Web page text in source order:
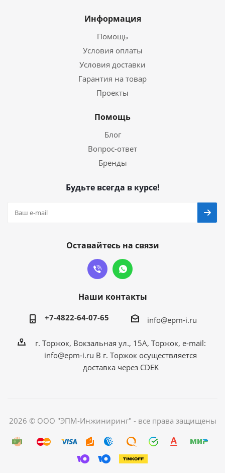
Информация
Помощь
Условия оплаты
Условия доставки
Гарантия на товар
Проекты
Помощь
Блог
Вопрос-ответ
Бренды
Будьте всегда в курсе!
Оставайтесь на связи
Наши контакты
+7-4822-64-07-65 info@epm-i.ru
г. Торжок, Вокзальная ул., 15А, Торжок, e-mail:
info@epm-i.ru В г. Торжок осуществляется
доставка через CDEK
2026 © ООО "ЭПМ-Инжиниринг" - все права защищены